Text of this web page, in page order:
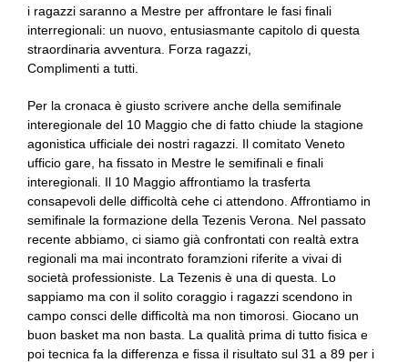
i ragazzi saranno a Mestre per affrontare le fasi finali
interregionali: un nuovo, entusiasmante capitolo di questa
straordinaria avventura. Forza ragazzi,
Complimenti a tutti.
Per la cronaca è giusto scrivere anche della semifinale
interegionale del 10 Maggio che di fatto chiude la stagione
agonistica ufficiale dei nostri ragazzi. Il comitato Veneto
ufficio gare, ha fissato in Mestre le semifinali e finali
interegionali. Il 10 Maggio affrontiamo la trasferta
consapevoli delle difficoltà cehe ci attendono. Affrontiamo in
semifinale la formazione della Tezenis Verona. Nel passato
recente abbiamo, ci siamo già confrontati con realtà extra
regionali ma mai incontrato foramzioni riferite a vivai di
società professioniste. La Tezenis è una di questa. Lo
sappiamo ma con il solito coraggio i ragazzi scendono in
campo consci delle difficoltà ma non timorosi. Giocano un
buon basket ma non basta. La qualità prima di tutto fisica e
poi tecnica fa la differenza e fissa il risultato sul 31 a 89 per i